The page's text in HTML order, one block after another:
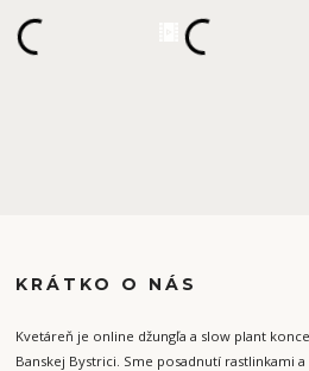
KRÁTKO O NÁS
Kvetáreň je online džungľa a slow plant
Banskej Bystrici. Sme posadnutí rastlinkami